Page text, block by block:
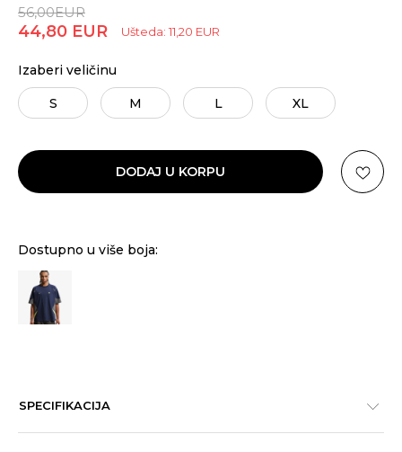
56,00EUR
44,80 EUR Ušteda: 11,20 EUR
Izaberi veličinu
S M L XL
DODAJ U KORPU
Dostupno u više boja:
SPECIFIKACIJA